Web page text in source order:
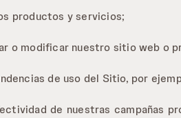
productos y servicios;
o modificar nuestro sitio web o
de uso del Sitio, por
de nuestras campañas